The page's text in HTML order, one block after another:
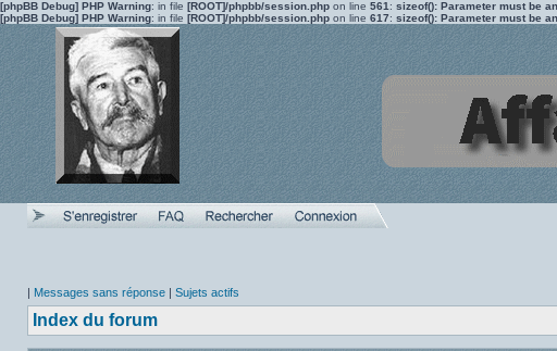
[phpBB Debug] PHP Warning: in file [ROOT]/phpbb/session.php on line 561 : sizeof(): Parameter must be
[phpBB Debug] PHP Warning: in file [ROOT]/phpbb/session.php on line 617: sizeof(): Parameter must be
| Messages sans réponse | Sujets actifs
Index du forum